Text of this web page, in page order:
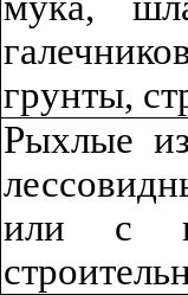
грунты,
Рыхлые
или с